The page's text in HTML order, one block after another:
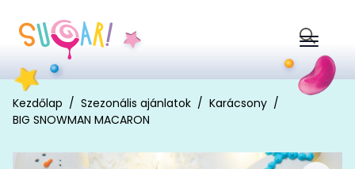
Search
for:
Kezdőlap Szezonális ajánlatok
Karácsony
BIG SNOWMAN MACARON